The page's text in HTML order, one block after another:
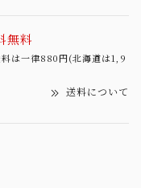
無料
は一律880円(北海道は1,9
送料について